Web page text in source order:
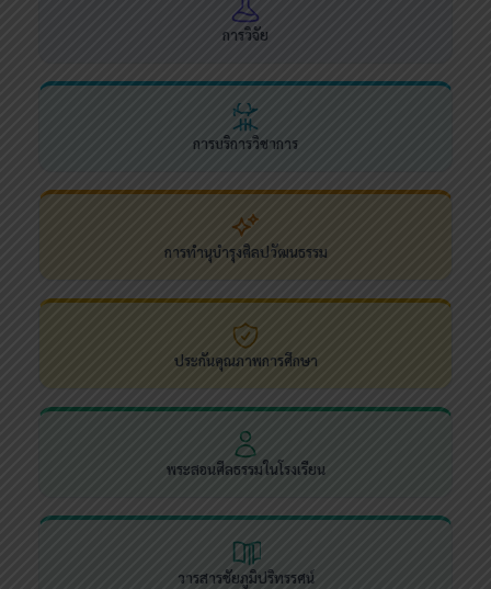
การวิจัย
การบริการวิชาการ
การทำนุบำรุงศิลปวัฒนธรรม
ประกันคุณภาพการศึกษา
พระสอนศีลธรรมในโรงเรียน
วารสารชัยภูมิปริทรรศน์